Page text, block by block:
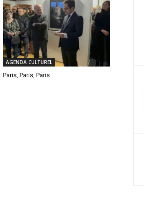
AGENDA CULTUREL
Paris, Paris, Paris